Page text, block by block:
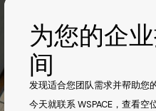
为您的企
间
发现适合您团队需求并帮助您
今天就联系 WSPACE，查看空